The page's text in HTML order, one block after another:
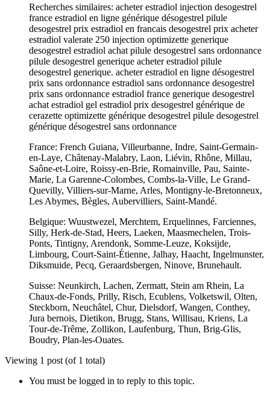
Recherches similaires: acheter estradiol injection desogestrel
france estradiol en ligne générique désogestrel pilule
desogestrel prix estradiol en francais desogestrel prix acheter
estradiol valerate 250 injection optimizette generique
desogestrel estradiol achat pilule desogestrel sans ordonnance
pilule desogestrel generique acheter estradiol pilule
desogestrel generique. acheter estradiol en ligne désogestrel
prix sans ordonnance estradiol sans ordonnance desogestrel
prix sans ordonnance estradiol france generique desogestrel
achat estradiol gel estradiol prix desogestrel générique de
cerazette optimizette générique desogestrel pilule desogestrel
générique désogestrel sans ordonnance
France: French Guiana, Villeurbanne, Indre, Saint-Germain-
en-Laye, Châtenay-Malabry, Laon, Liévin, Rhône, Millau,
Saône-et-Loire, Roissy-en-Brie, Romainville, Pau, Sainte-
Marie, La Garenne-Colombes, Combs-la-Ville, Le Grand-
Quevilly, Villiers-sur-Marne, Arles, Montigny-le-Bretonneux,
Les Abymes, Bègles, Aubervilliers, Saint-Mandé.
Belgique: Wuustwezel, Merchtem, Erquelinnes, Farciennes,
Silly, Herk-de-Stad, Heers, Laeken, Maasmechelen, Trois-
Ponts, Tintigny, Arendonk, Somme-Leuze, Koksijde,
Limbourg, Court-Saint-Étienne, Jalhay, Haacht, Ingelmunster,
Diksmuide, Pecq, Geraardsbergen, Ninove, Brunehault.
Suisse: Neunkirch, Lachen, Zermatt, Stein am Rhein, La
Chaux-de-Fonds, Prilly, Risch, Ecublens, Volketswil, Olten,
Steckborn, Neuchâtel, Chur, Dielsdorf, Wangen, Conthey,
Jura bernois, Dietikon, Brugg, Stans, Willisau, Kriens, La
Tour-de-Trême, Zollikon, Laufenburg, Thun, Brig-Glis,
Boudry, Plan-les-Ouates.
Viewing 1 post (of 1 total)
You must be logged in to reply to this topic.